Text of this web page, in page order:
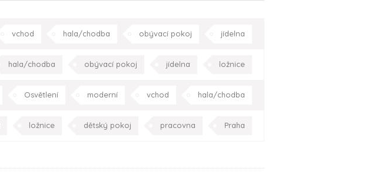
vchod hala/chodba obývací pokoj jídelna
hala/chodba obývací pokoj jídelna ložnice
Osvětlení moderní vchod hala/chodba
ložnice dětský pokoj pracovna Praha